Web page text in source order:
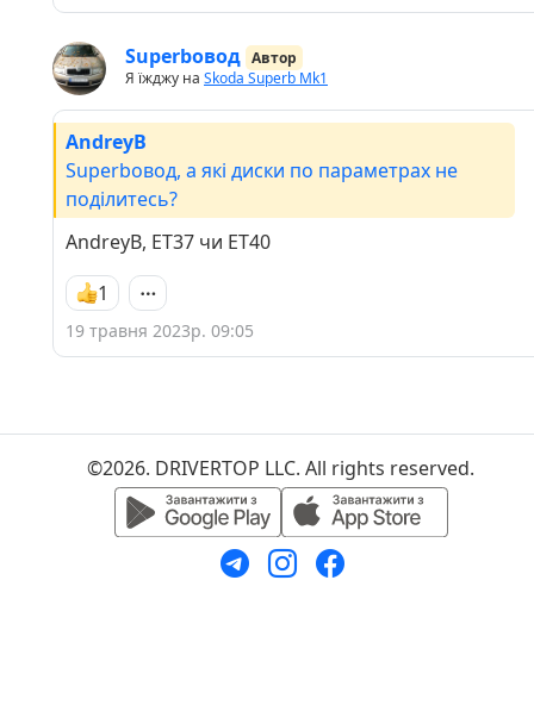
Superbовод Автор
Я їжджу на Skoda Superb Mk1
AndreyB
Superbовод, а які диски по параметрах не
поділитесь?
AndreyB, ET37 чи ET40
1
19 травня 2023р. 09:05
©2026. DRIVERTOP LLC. All rights reserved.